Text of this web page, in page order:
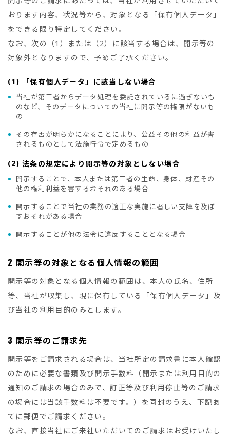
おります内容、状況等から、対象となる「保有個人データ」
をできる限り特定してください。
なお、次の（1）または（2）に該当する場合は、開示等の
対象外となりますので、予めご了承ください。
(1) 「保有個人データ」に該当しない場合
当社が第三者からデータ処理を委託されているに過ぎないも
のなど、そのデータについての当社に開示等の権限がないも
の
その存否が明らかになることにより、公益その他の利益が害
されるものとして法施行令で定めるもの
(2) 法条の規定により開示等の対象としない場合
開示することで、本人または第三者の生命、身体、財産その
他の権利利益を害するおそれのある場合
開示することで当社の業務の適正な実施に著しい支障を及ぼ
すおそれがある場合
開示することが他の法令に違反することとなる場合
2 開示等の対象となる個人情報の範囲
開示等の対象となる個人情報の範囲は、本人の氏名、住所
等、当社が収集し、現に保有している「保有個人データ」及
び当社の利用目的のみとします。
3 開示等のご請求先
開示等をご請求される場合は、当社所定の請求書に本人確認
のために必要な書類及び開示手数料（開示または利用目的の
通知のご請求の場合のみで、訂正等及び利用停止等のご請求
の場合には当該手数料は不要です。）を同封のうえ、下記あ
てに郵便でご請求ください。
なお、直接当社にご来社いただいてのご請求はお受けいたし